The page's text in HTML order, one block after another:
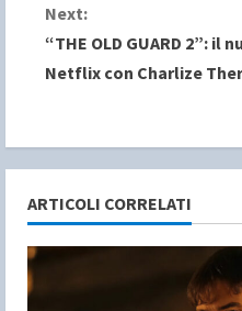
t
i
u
e
R
Next:
“THE OLD GUARD 2”:
Netflix con Charlize
ARTICOLI CORRELATI